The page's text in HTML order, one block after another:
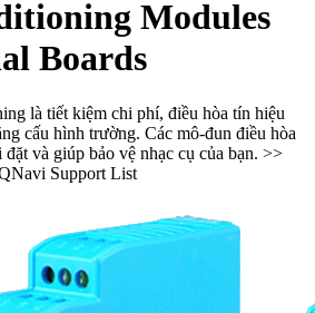
Modules
Boards
là tiết kiệm chi phí, điều hòa tín hiệu
cấu hình trường. Các mô-đun điều hòa
và giúp bảo vệ nhạc cụ của bạn. >>
Support List